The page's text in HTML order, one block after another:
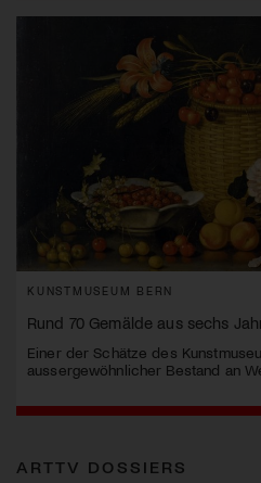
KUNSTMUSEUM BERN
Rund 70 Gemälde aus sechs
Einer der Schätze des
aussergewöhnlicher Bestand an
ARTTV DOSSIERS